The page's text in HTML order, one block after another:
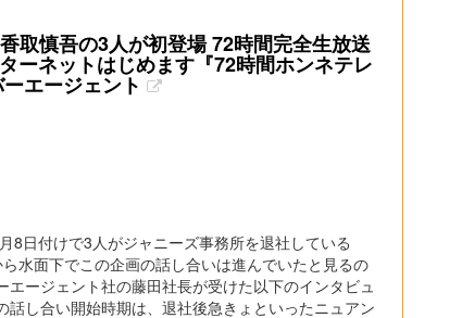
取慎吾の3人が初登場 72時間完全生放送
ネットはじめます『72時間ホンネテレ
エージェント
8日付けで3人がジャニーズ事務所を退社している
水面下でこの企画の話し合いは進んでいたと見るの
ージェント社の藤田社長が受けた以下のインタビュ
し合い開始時期は、退社後急きょといったニュアン